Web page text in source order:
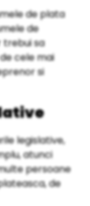
de plata
de
trebui sa
cele mai
si
legislative,
atunci
persoane
de